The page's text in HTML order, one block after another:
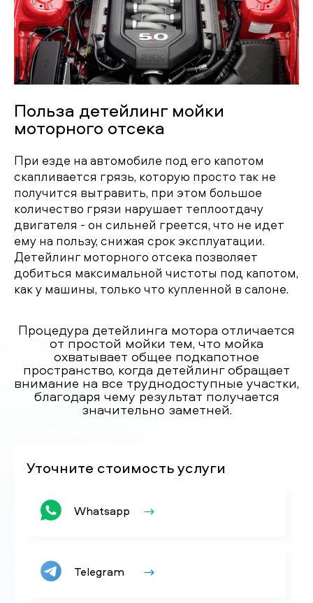
Польза детейлинг мойки
моторного отсека
При езде на автомобиле под его капотом
скапливается грязь, которую просто так не
получится вытравить, при этом большое
количество грязи нарушает теплоотдачу
двигателя - он сильней греется, что не идет
ему на пользу, снижая срок эксплуатации.
Детейлинг моторного отсека позволяет
добиться максимальной чистоты под капотом,
как у машины, только что купленной в салоне.
Процедура детейлинга мотора отличается
от простой мойки тем, что мойка
охватывает общее подкапотное
пространство, когда детейлинг обращает
внимание на все труднодоступные участки,
благодаря чему результат получается
значительно заметней.
Уточните стоимость услуги
Whatsapp
Telegram